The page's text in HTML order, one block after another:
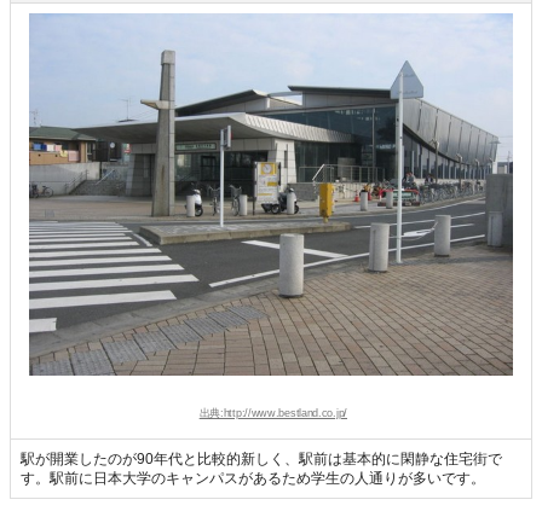
出典:http://www.bestland.co.jp/
駅が開業したのが90年代と比較的新しく、駅前は基本的に閑静な住宅街で
す。駅前に日本大学のキャンパスがあるため学生の人通りが多いです。